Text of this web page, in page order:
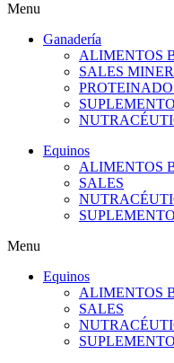
Menu
Ganadería
ALIMENTOS
SALES
Equinos
ALIMENTOS
SALES
Menu
Equinos
ALIMENTOS
SALES